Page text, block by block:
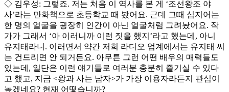
◇ 김우성: 그렇죠. 저는 처음 이 역사를 본 게 ‘조선왕조 야
사’라는 만화책으로 초등학교 때 봤어요. 근데 그때 심지어는
한 명의 얼굴을 굉장히 인간이 아닌 얼굴처럼 그려놨어요. 작
가가 그래서 ‘아 이러니까 이런 짓을 했지’라고 했는데, 아니
유지태라니. 이러면서 약간 저희 라디오 업계에서는 유지태 씨
는 건드리면 안 되거든요. 아무튼 그런 어떤 배우의 매력들도
있는데, 일단은 이런 얘기들로 여러분 충분히 즐기실 수 있다
고 했고, 지금 <왕과 사는 남자>가 가장 이용자라든지 관심이
높겠네요? 현재 어떻습니까?